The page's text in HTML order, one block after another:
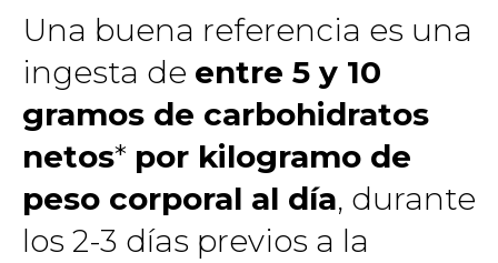
Una buena referencia es una
ingesta de entre 5 y 10
gramos de carbohidratos
netos* por kilogramo de
peso corporal al día, durante
los 2-3 días previos a la